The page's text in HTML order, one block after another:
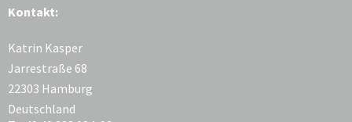
Kontakt:
Katrin Kasper
Jarrestraße 68
22303 Hamburg
Deutschland